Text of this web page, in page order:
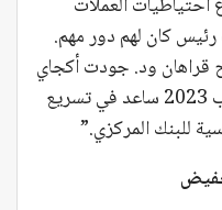
رئيس كان لهم دور مهم.
قراهان ود. جودت أكجاي
ود. هاتيس كراهان في أغسطس/آب 2023 ساعد في تسريع